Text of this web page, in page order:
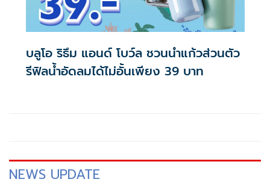
บลูโอ ริธึม แอนด์ โบว์ล ชวนนำแก้วส่วนตัว
รีฟิลน้ำอัดลมได้ไม่อั้นเพียง 39 บาท
NEWS UPDATE